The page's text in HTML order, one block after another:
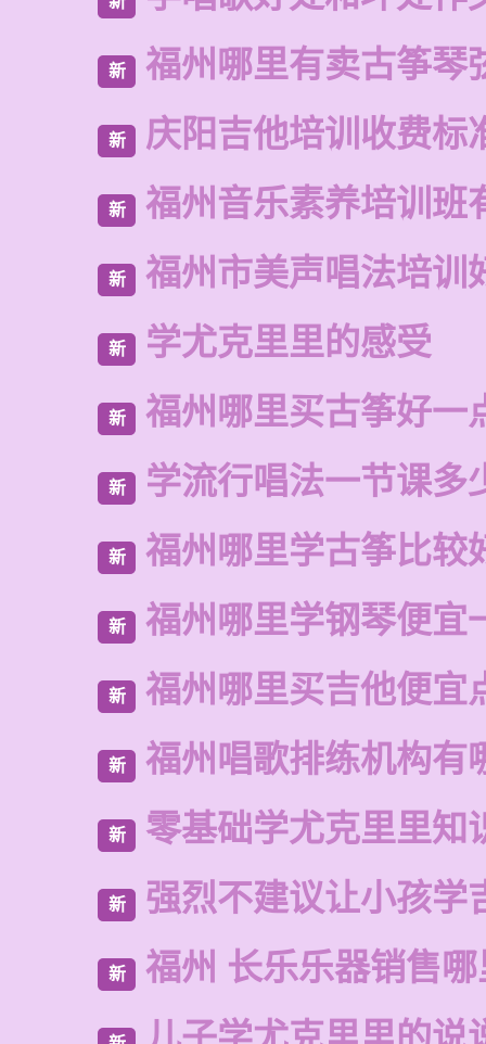
新 福州哪里有卖古筝琴
新 庆阳吉他培训收费标
新 福州音乐素养培训班
新 福州市美声唱法培训
新 学尤克里里的感受
新 福州哪里买古筝好一
新 学流行唱法一节课多
新 福州哪里学古筝比较
新 福州哪里学钢琴便宜
新 福州哪里买吉他便宜
新 福州唱歌排练机构有
新 零基础学尤克里里知
新 强烈不建议让小孩学
新 福州 长乐乐器销售